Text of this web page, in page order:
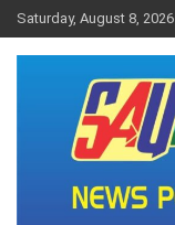
Skip
to
content
Saturday, August 8, 2026